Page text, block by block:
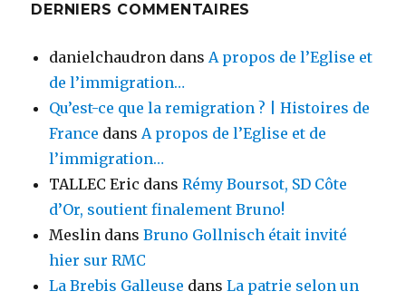
DERNIERS COMMENTAIRES
danielchaudron dansA propos de l’Eglise et
de l’immigration…
Qu’est-ce que la remigration ? | Histoires de
France dansA propos de l’Eglise et de
l’immigration…
TALLEC Eric dansRémy Boursot, SD Côte
d’Or, soutient finalement Bruno!
Meslin dansBruno Gollnisch était invité
hier sur RMC
La Brebis Galleuse dansLa patrie selon un